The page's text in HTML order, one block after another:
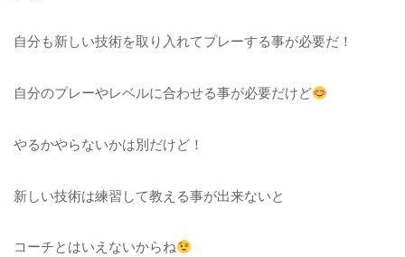
自分も新しい技術を取り入れてプレーする事が必要だ！
自分のプレーやレベルに合わせる事が必要だけど
やるかやらないかは別だけど！
新しい技術は練習して教える事が出来ないと
コーチとはいえないからね